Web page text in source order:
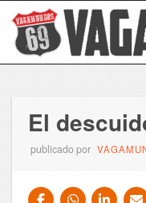
El
publicado por